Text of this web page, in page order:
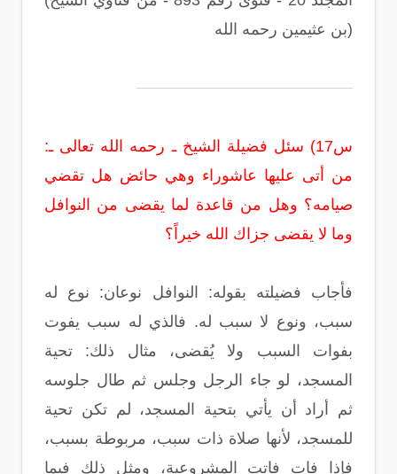
بن عثيمين رحمه الله)
س17) سئل فضيلة الشيخ ـ رحمه الله تعالى ـ‏:‏
من أتى عليها عاشوراء وهي حائض هل تقضي
صيامه‏؟‏ وهل من قاعدة لما يقضى من النوافل
وما لا يقضى جزاك الله خيراً‏؟‏
فأجاب فضيلته بقوله‏:‏ النوافل نوعان‏:‏ نوع له
سبب، ونوع لا سبب له‏.‏ فالذي له سبب يفوت
بفوات السبب ولا يُقضى، مثال ذلك‏:‏ تحية
المسجد، لو جاء الرجل وجلس ثم طال جلوسه
ثم أراد أن يأتي بتحية المسجد، لم تكن تحية
للمسجد، لأنها صلاة ذات سبب، مربوطة بسبب،
فإذا فات فاتت المشروعية، ومثل ذلك فيما